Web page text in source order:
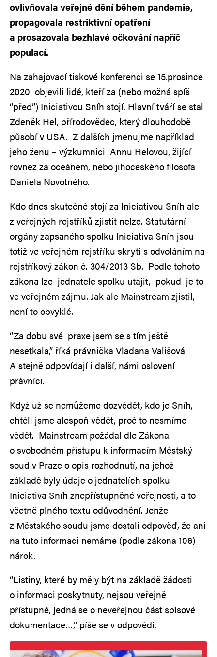
ovlivňovala veřejné dění během pandemie,
propagovala restriktivní opatření
a prosazovala bezhlavé očkování napříč
populací.
Na zahajovací tiskové konferenci se 15.prosince
2020 objevili lidé, kteří za (nebo možná spíš
“před”) Iniciativou Sníh stojí. Hlavní tváří se stal
Zdeněk Hel, přírodovědec, který dlouhodobě
působí v USA. Z dalších jmenujme například
jeho ženu – výzkumnici Annu Helovou, žijící
rovněž za oceánem, nebo jihočeského filosofa
Daniela Novotného.
Kdo dnes skutečně stojí za Iniciativou Sníh ale
z veřejných rejstříků zjistit nelze. Statutární
orgány zapsaného spolku Iniciativa Sníh jsou
totiž ve veřejném rejstříku skryti s odvoláním na
rejstříkový zákon č. 304/2013 Sb. Podle tohoto
zákona lze jednatele spolku utajit, pokud je to
ve veřejném zájmu. Jak ale Mainstream zjistil,
není to obvyklé.
“Za dobu své praxe jsem se s tím ještě
nesetkala,” říká právnička Vladana Vališová.
A stejně odpovídají i další, námi oslovení
právníci.
Když už se nemůžeme dozvědět, kdo je Sníh,
chtěli jsme alespoň vědět, proč to nesmíme
vědět. Mainstream požádal dle Zákona
o svobodném přístupu k informacím Městský
soud v Praze o opis rozhodnutí, na jehož
základě byly údaje o jednatelích spolku
Iniciativa Sníh znepřístupněné veřejnosti, a to
včetně plného textu odůvodnění. Jenže
z Městského soudu jsme dostali odpověď, že ani
na tuto informaci nemáme (podle zákona 106)
nárok.
“Listiny, které by měly být na základě žádosti
o informaci poskytnuty, nejsou veřejně
přístupné, jedná se o neveřejnou část spisové
dokumentace…,” píše se v odpovědi.